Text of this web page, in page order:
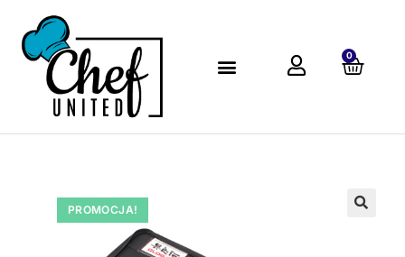
0
PROMOCJA!